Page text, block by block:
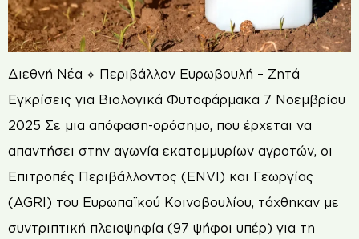
Διεθνή Νέα ⟡ Περιβάλλον Ευρωβουλή – Ζητά
Εγκρίσεις για Βιολογικά Φυτοφάρμακα 7 Νοεμβρίου
2025 Σε μια απόφαση-ορόσημο, που έρχεται να
απαντήσει στην αγωνία εκατομμυρίων αγροτών, οι
Επιτροπές Περιβάλλοντος (ENVI) και Γεωργίας
(AGRI) του Ευρωπαϊκού Κοινοβουλίου, τάχθηκαν με
συντριπτική πλειοψηφία (97 ψήφοι υπέρ) για τη